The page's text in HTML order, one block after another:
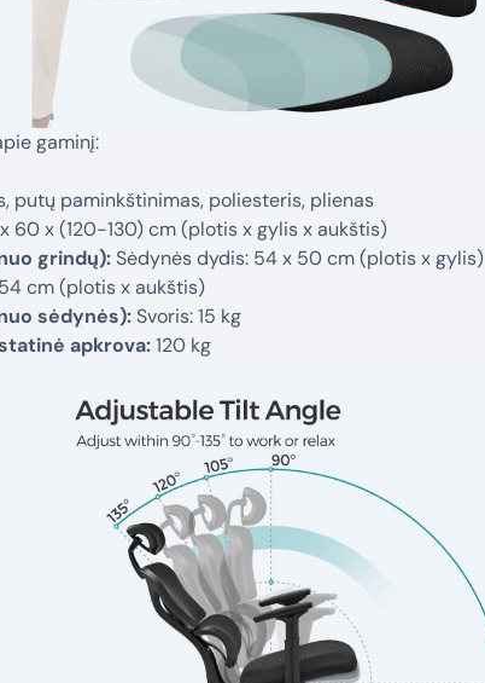
gaminį:
putų paminkštinimas, poliesteris, plienas
60 x (120-130) cm (plotis x gylis x aukštis)
grindų):Sėdynės dydis: 54 x 50 cm (plotis x gylis)
cm (plotis x aukštis)
sėdynės):Svoris: 15 kg
apkrova:120 kg